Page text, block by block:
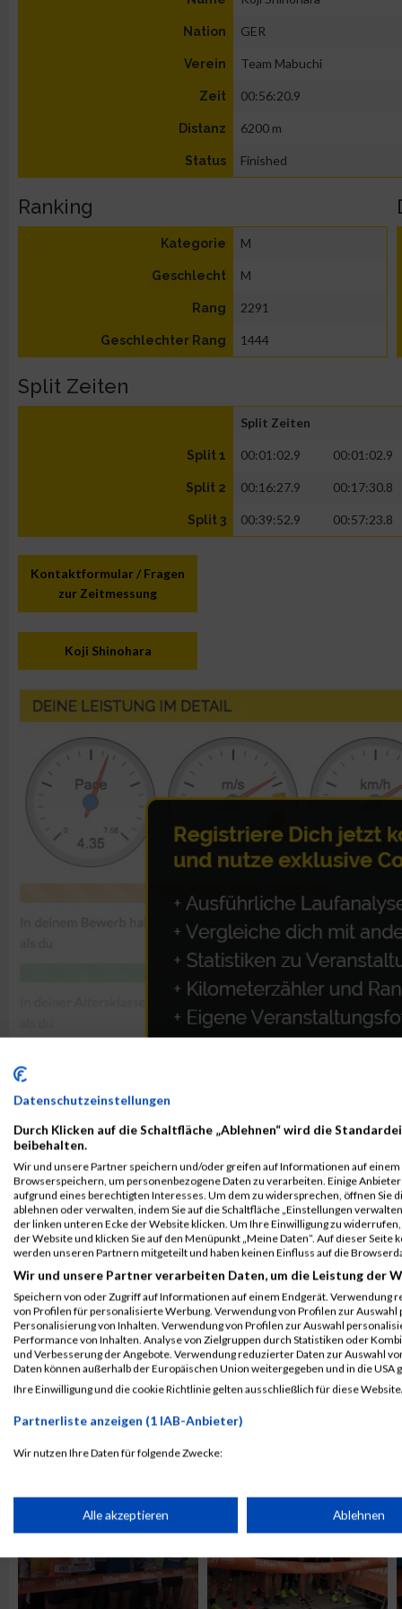
Nation GER
Verein Team Mabuchi
Zeit 00:56:20.9
Distanz 6200 m
Status Finished
Ranking
Kategorie M
Geschlecht M
Rang 2291
Geschlechter Rang 1444
Split Zeiten
Split Zeiten
Split 1 00:01:02.9 00:01:02.9
Split 2 00:16:27.9 00:17:30.8
Split 3 00:39:52.9 00:57:23.8
Kontaktformular / Fragen
zur Zeitmessung
Koji Shinohara
ALBUM B2RUN MÜNCHEN / 15.07.2026
Datenschutzeinstellungen
Durch Klicken auf die Schaltfläche „Ablehnen“ wird die
beibehalten.
Wir und unsere Partner speichern und/oder greifen auf Informationen auf einem
Browserspeichern, um personenbezogene Daten zu verarbeiten. Einige
aufgrund eines berechtigten Interesses. Um dem zu widersprechen, öffnen Sie
ablehnen oder verwalten, indem Sie auf die Schaltfläche „Einstellungen
der linken unteren Ecke der Website klicken. Um Ihre Einwilligung zu
der Website und klicken Sie auf den Menüpunkt „Meine Daten“. Auf dieser
werden unseren Partnern mitgeteilt und haben keinen Einfluss auf die
Wir und unsere Partner verarbeiten Daten, um die Leistung der
Speichern von oder Zugriff auf Informationen auf einem Endgerät. Verwendung
von Profilen für personalisierte Werbung. Verwendung von Profilen zur
Personalisierung von Inhalten. Verwendung von Profilen zur Auswahl
Performance von Inhalten. Analyse von Zielgruppen durch Statistiken oder
und Verbesserung der Angebote. Verwendung reduzierter Daten zur Auswahl
Daten können außerhalb der Europäischen Union weitergegeben und in die USA
Ihre Einwilligung und die cookie Richtlinie gelten ausschließlich für diese
Partnerliste anzeigen (1 IAB-Anbieter)
Wir nutzen Ihre Daten für folgende Zwecke:
Speichern von oder Zugriff auf Informationen auf einem
Verwendung reduzierter Daten zur Auswahl von
Alle akzeptieren Ablehnen